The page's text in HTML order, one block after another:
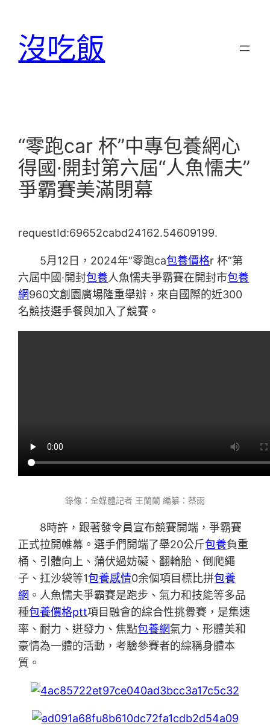
沒吃飯
“零跑car 杯”中專包養網心
得國·開封第六屆“人魚懦夫”
爭霸賽美滿閉幕
requestId:69652cabd24162.54609199.
5月12日，2024年“零跑ca包養價格r 杯”第
六屆中國·開封包養人魚懦夫爭霸賽在開封市包養
網960文創園廣場隆重舉辦，來自國際的近300
名競技選手餐與加入了競賽。
錄像：全媒體記者 王蘭蘭 編纂：蔡雨
8時許，跟著發令員宣布競賽開端，爭霸賽
正式拉開帷幕。選手們開端了舉20公斤包養負重
桶、引體向上、蒲伏過妨礙、翻輪胎、倒爬繩
子、扛沙袋等1包養感情0余個項目標比拼包養
網 。人魚懦夫爭霸賽是跑步、氣力和技能等多品
種包養價格ptt項目融會的綜合性挑釁賽，是集速
率、耐力、迸發力、焦點包養網氣力、形體美和
豪情為一體的活動，考驗參賽者的綜稱身體本
質。